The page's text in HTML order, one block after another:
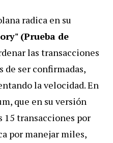
radica en su
(Prueba de
las transacciones
de ser confirmadas,
la velocidad. En
que en su versión
15 transacciones por
por manejar miles,